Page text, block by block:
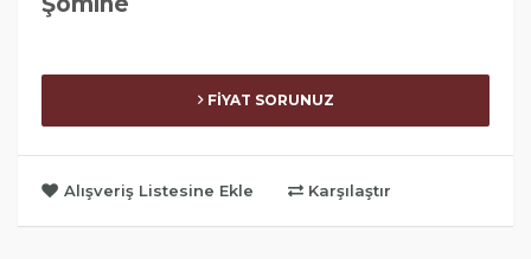
FİYAT SORUNUZ
Alışveriş Listesine Ekle Karşılaştır